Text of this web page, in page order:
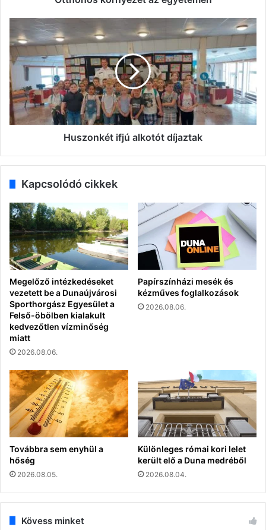
Huszonkét
ifjú
alkotót
díjaztak
Huszonkét ifjú alkotót díjaztak
Kapcsolódó cikkek
Megelőző intézkedéseket
vezetett be a Dunaújvárosi
Sporthorgász Egyesület a
Felső-öbölben kialakult
kedvezőtlen vízminőség
miatt
2026.08.06.
Papírszínházi mesék és
kézműves foglalkozások
2026.08.06.
Továbbra sem enyhül a
hőség
2026.08.05.
Különleges római kori lelet
került elő a Duna medréből
2026.08.04.
Kövess minket